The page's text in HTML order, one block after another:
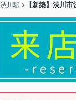
渋川駅 【新築】渋川